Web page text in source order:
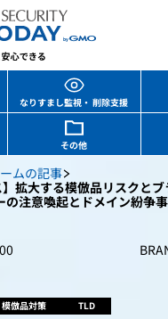
なりすまし監視・ 削除支援
その他
ムの記事
拡大する模倣品リスクと
注意喚起とドメイン紛争
模倣品対策 TLD